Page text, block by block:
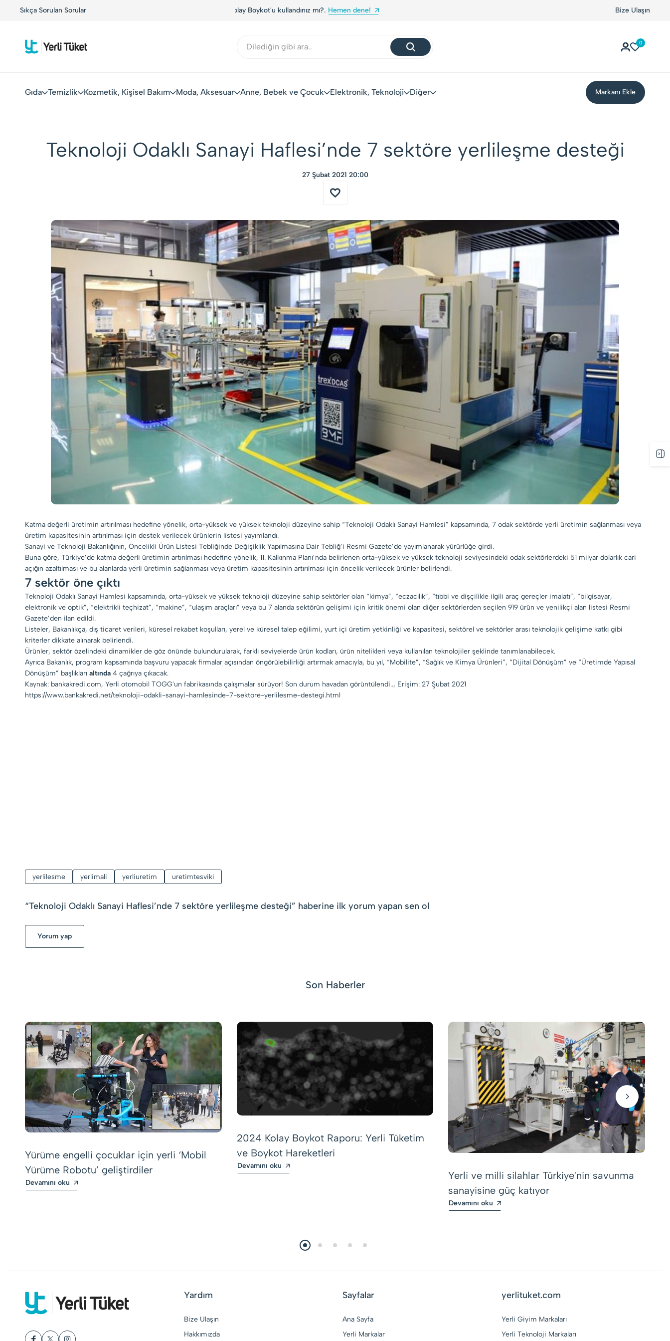
Sıkça Sorulan SorularKolay Boykot'u kullandınız mı?. Yerli Tüketiciler, Yerli Markalarla Buluşuyor! Bize Ulaşın
0
Gıda Temizlik Kozmetik, Kişisel Bakım Moda, Aksesuar Anne, Bebek ve Çocuk Elektronik, Teknoloji Diğer Markanı Ekle
Teknoloji Odaklı Sanayi Haflesi’nde 7 sektöre yerlileşme desteği
27 Şubat 2021 20:00
Katma değerli üretimin artırılması hedefine yönelik, orta-yüksek ve yüksek teknoloji düzeyine sahip “Teknoloji Odaklı Sanayi Hamlesi” kapsamında, 7 odak sektörde yerli üretimin sağlanması veya
üretim kapasitesinin artırılması için destek verilecek ürünlerin listesi yayımlandı.
Sanayi ve Teknoloji Bakanlığının, Öncelikli Ürün Listesi Tebliğinde Değişiklik Yapılmasına Dair Tebliğ’i Resmi Gazete’de yayımlanarak yürürlüğe girdi.
Buna göre, Türkiye’de katma değerli üretimin artırılması hedefine yönelik, 11. Kalkınma Planı’nda belirlenen orta-yüksek ve yüksek teknoloji seviyesindeki odak sektörlerdeki 51 milyar dolarlık cari
açığın azaltılması ve bu alanlarda yerli üretimin sağlanması veya üretim kapasitesinin artırılması için öncelik verilecek ürünler belirlendi.
7 sektör öne çıktı
Teknoloji Odaklı Sanayi Hamlesi kapsamında, orta-yüksek ve yüksek teknoloji düzeyine sahip sektörler olan “kimya”, “eczacılık”, “tıbbi ve dişçilikle ilgili araç gereçler imalatı”, “bilgisayar,
elektronik ve optik”, “elektrikli teçhizat”, “makine”, “ulaşım araçları” veya bu 7 alanda sektörün gelişimi için kritik önemi olan diğer sektörlerden seçilen 919 ürün ve yenilikçi alan listesi Resmi
Gazete’den ilan edildi.
Listeler, Bakanlıkça, dış ticaret verileri, küresel rekabet koşulları, yerel ve küresel talep eğilimi, yurt içi üretim yetkinliği ve kapasitesi, sektörel ve sektörler arası teknolojik gelişime katkı gibi
kriterler dikkate alınarak belirlendi.
Ürünler, sektör özelindeki dinamikler de göz önünde bulundurularak, farklı seviyelerde ürün kodları, ürün nitelikleri veya kullanılan teknolojiler şeklinde tanımlanabilecek.
Ayrıca Bakanlık, program kapsamında başvuru yapacak firmalar açısından öngörülebilirliği artırmak amacıyla, bu yıl, “Mobilite”, “Sağlık ve Kimya Ürünleri”, “Dijital Dönüşüm” ve “Üretimde Yapısal
Dönüşüm” başlıkları altında 4 çağrıya çıkacak.
Kaynak: bankakredi.com, Yerli otomobil TOGG'un fabrikasında çalışmalar sürüyor! Son durum havadan görüntülendi.., Erişim: 27 Şubat 2021
https://www.bankakredi.net/teknoloji-odakli-sanayi-hamlesinde-7-sektore-yerlilesme-destegi.html
yerlilesme yerlimali yerliuretim uretimtesviki
“Teknoloji Odaklı Sanayi Haflesi’nde 7 sektöre yerlileşme desteği” haberine ilk yorum yapan sen ol
Yorum yap
Son Haberler
Yürüme engelli çocuklar için yerli ‘Mobil
Yürüme Robotu’ geliştirdiler
Devamını oku
2024 Kolay Boykot Raporu: Yerli Tüketim
ve Boykot Hareketleri
Devamını oku
Yerli ve milli silahlar Türkiye'nin savunma
sanayisine güç katıyor
Devamını oku
Yardım
Bize Ulaşın
Hakkımızda
Sayfalar
Ana Sayfa
Yerli Markalar
yerlituket.com
Yerli Giyim Markaları
Yerli Teknoloji Markaları